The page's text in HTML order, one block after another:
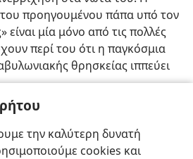
την καλύτερη δυνατή
cookies και
του προηγουμένου πάπα υπό τον
είναι μία μόνο από τις πολλές
περί του ότι η παγκόσμια
θρησκείας ιππεύει
από τη ράχη του θηρίου; (β) Ποια
τι πρέπει να κάμουν όσοι αγαπούν